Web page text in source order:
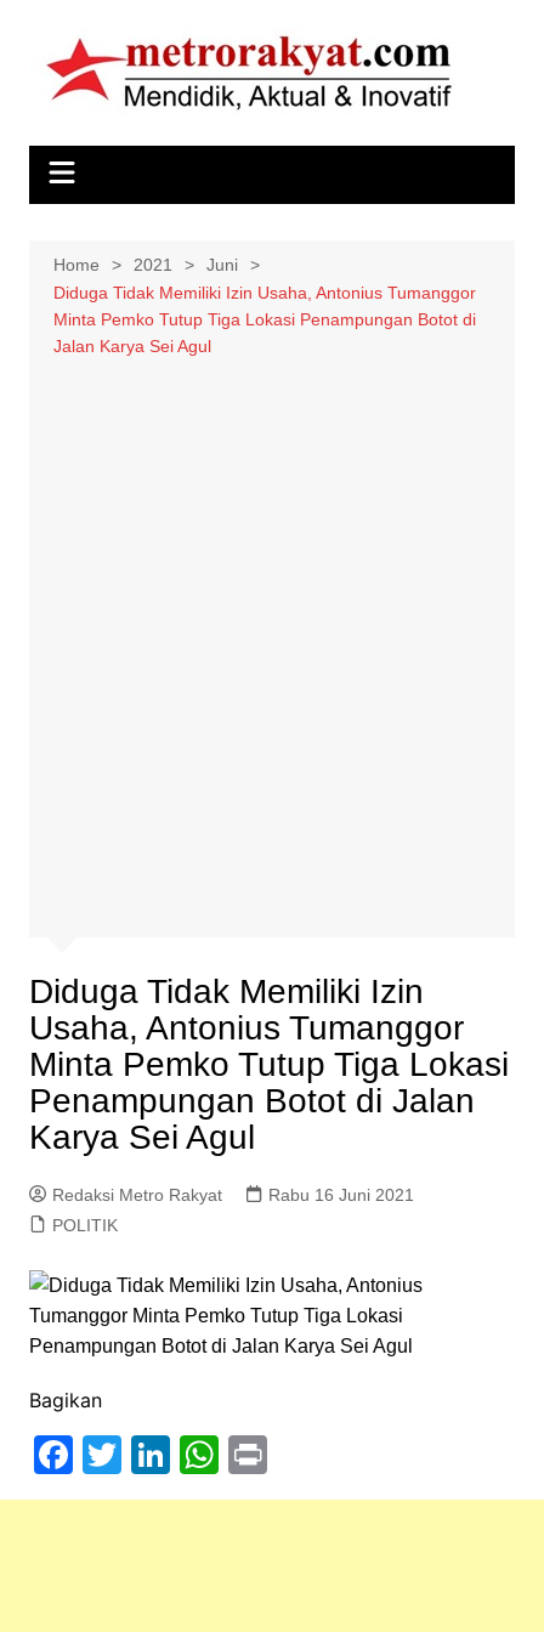
content
Home 2021
Juni
Diduga Tidak Memiliki Izin Usaha, Antonius Tumanggor
Minta Pemko Tutup Tiga Lokasi Penampungan Botot di
Jalan Karya Sei Agul
Diduga Tidak Memiliki Izin
Usaha, Antonius Tumanggor
Minta Pemko Tutup Tiga Lokasi
Penampungan Botot di Jalan
Karya Sei Agul
Redaksi Metro Rakyat
Rabu 16 Juni 2021
POLITIK
Bagikan
F
a
T
w
Li
n
W
h
Pr
in